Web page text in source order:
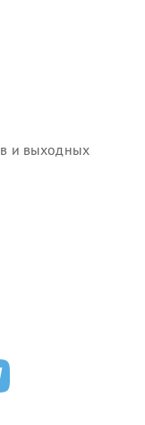
и выходных